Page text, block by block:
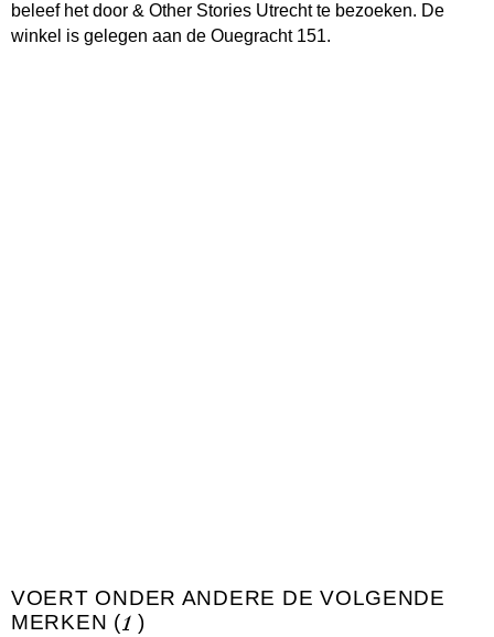
beleef het door & Other Stories Utrecht te bezoeken. De
winkel is gelegen aan de Ouegracht 151.
VOERT ONDER ANDERE DE VOLGENDE
MERKEN (1 )